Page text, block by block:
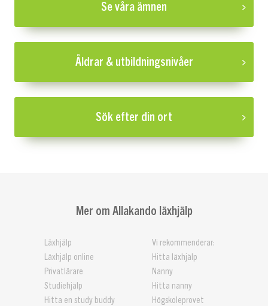
Se våra ämnen
Åldrar & utbildningsnivåer
Sök efter din ort
Mer om Allakando läxhjälp
Läxhjälp
Läxhjälp online
Privatlärare
Studiehjälp
Hitta en study buddy
Vi rekommenderar:
Hitta läxhjälp
Nanny
Hitta nanny
Högskoleprovet